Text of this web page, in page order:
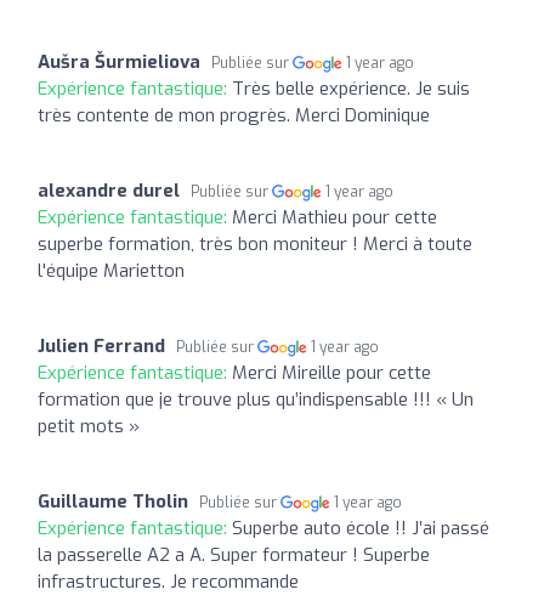
Aušra Šurmieliova Publiée sur 1 year ago
Expérience fantastique: Très belle expérience. Je suis
très contente de mon progrès. Merci Dominique
alexandre durel Publiée sur 1 year ago
Expérience fantastique: Merci Mathieu pour cette
superbe formation, très bon moniteur ! Merci à toute
l'équipe Marietton
Julien Ferrand Publiée sur 1 year ago
Expérience fantastique: Merci Mireille pour cette
formation que je trouve plus qu’indispensable !!! « Un
petit mots »
Guillaume Tholin Publiée sur 1 year ago
Expérience fantastique: Superbe auto école !! J’ai passé
la passerelle A2 a A. Super formateur ! Superbe
infrastructures. Je recommande